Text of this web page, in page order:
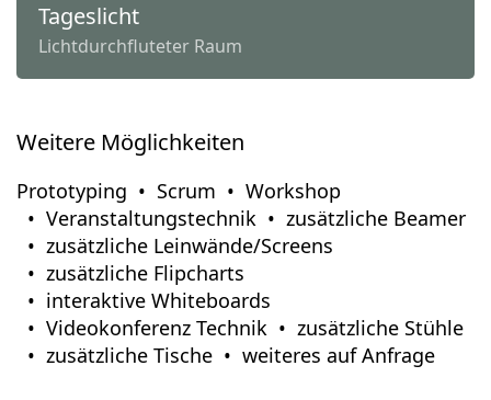
Tageslicht
Lichtdurchfluteter Raum
Weitere Möglichkeiten
Prototyping Scrum
Workshop
Veranstaltungstechnik
zusätzliche Beamer
zusätzliche Leinwände/Screens
zusätzliche Flipcharts
interaktive Whiteboards
Videokonferenz Technik
zusätzliche Stühle
zusätzliche Tische
weiteres auf Anfrage